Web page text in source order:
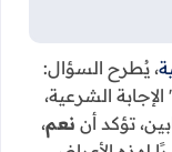
، يُطرح السؤال:
الإجابة الشرعية،
تؤكد أن نعم،